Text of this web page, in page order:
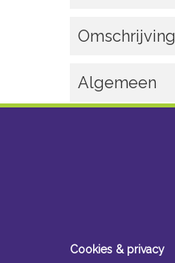
Omschrijving
Algemeen
Cookies & privacy